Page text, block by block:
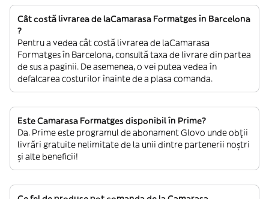
Cât costă livrarea de laCamarasa Formatges în Barcelona
?
Pentru a vedea cât costă livrarea de laCamarasa
Formatges în Barcelona, consultă taxa de livrare din partea
de sus a paginii. De asemenea, o vei putea vedea în
defalcarea costurilor înainte de a plasa comanda.
Este Camarasa Formatges disponibil în Prime?
Da. Prime este programul de abonament Glovo unde obții
livrări gratuite nelimitate de la unii dintre partenerii noștri
și alte beneficii!